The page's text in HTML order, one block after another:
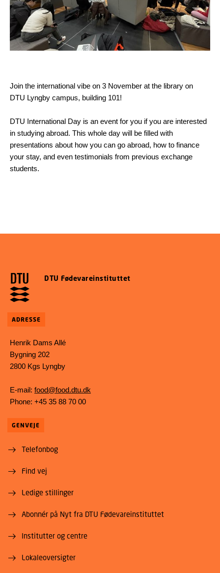
Join the international vibe on 3 November at the library on
DTU Lyngby campus, building 101!
DTU International Day is an event for you if you are interested
in studying abroad. This whole day will be filled with
presentations about how you can go abroad, how to finance
your stay, and even testimonials from previous exchange
students.
DTU Fødevareinstituttet
ADRESSE
Henrik Dams Allé
Bygning 202
2800 Kgs Lyngby
E-mail: food@food.dtu.dk
Phone: +45 35 88 70 00
GENVEJE
Telefonbog
Find vej
Ledige stillinger
Abonnér på Nyt fra DTU Fødevareinstituttet
Institutter og centre
Lokaleoversigter